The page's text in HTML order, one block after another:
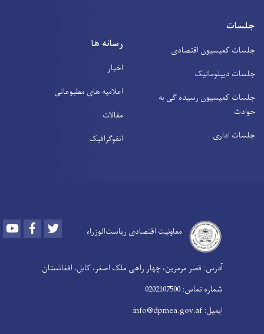
جلسات
جلسات کمیسیون اقتصادی
جلسات دیپلوماتیک
جلسات کمیسیون رسیده ګی به
حوادث
جلسات اداری
رسانه ها
اخبار
اعلامیه های مطبوعاتی
مقالات
انفوګرافیک
معاونیت اقتصادی ریاست‌الوزراء Youtube Facebook
آدرس: قصر مرمرین، چهار راهی ملک اصغر، کابل، افغانستان
شماره تماس: 0202107500
ایمیل: info@dpmea.gov.af